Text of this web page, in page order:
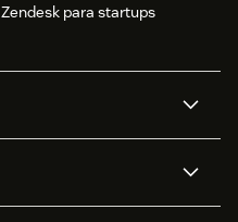
Zendesk para startups
Mensagens e chat em tempo
real